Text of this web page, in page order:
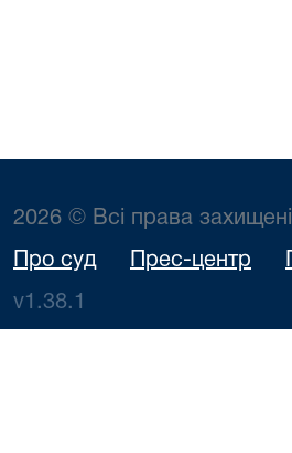
2026 © Всі права захищені
Про суд Прес-центр
v1.38.1